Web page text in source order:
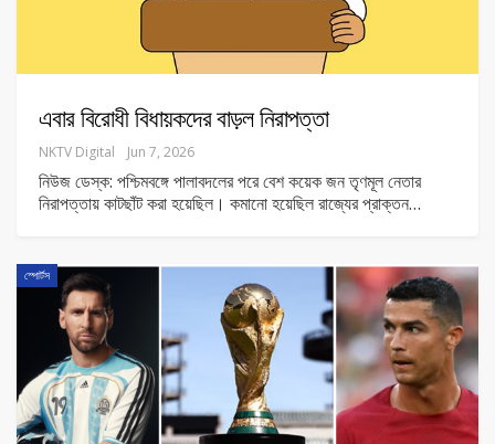
এবার বিরোধী বিধায়কদের বাড়ল নিরাপত্তা
NKTV Digital Jun 7, 2026
নিউজ ডেস্ক: পশ্চিমবঙ্গে পালাবদলের পরে বেশ কয়েক জন তৃণমূল নেতার
নিরাপত্তায় কাটছাঁট করা হয়েছিল। কমানো হয়েছিল রাজ্যের প্রাক্তন…
স্পোর্টস